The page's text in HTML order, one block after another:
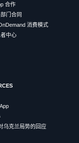
合作
门合同
消费模式
中心
乌克兰局势的回应